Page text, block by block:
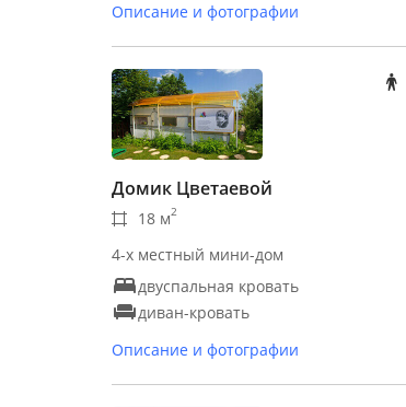
Описание и фотографии
Домик Цветаевой
18 м2
4-х местный мини-дом
двуспальная кровать
диван-кровать
Описание и фотографии